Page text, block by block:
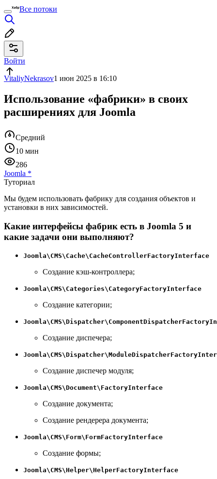
Все потоки
Войти
VitaliyNekrasov1 июн 2025 в 16:10
Использование «фабрики» в своих
расширениях для Joomla
Средний
10 мин
286
Joomla *
Туториал
Мы будем использовать фабрику для создания объектов и
установки в них зависимостей.
Какие интерфейсы фабрик есть в Joomla 5 и
какие задачи они выполняют?
Joomla\CMS\Cache\CacheControllerFactoryInterface
Создание кэш-контроллера;
Joomla\CMS\Categories\CategoryFactoryInterface
Создание категории;
Создание диспечера;
Создание диспечер модуля;
Joomla\CMS\Document\FactoryInterface
Создание документа;
Создание рендерера документа;
Joomla\CMS\Form\FormFactoryInterface
Создание формы;
Joomla\CMS\Helper\HelperFactoryInterface